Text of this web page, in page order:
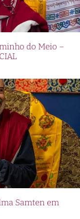
do Meio –
Samten em